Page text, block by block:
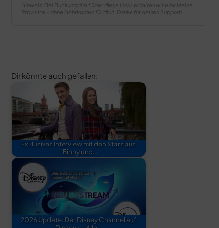
Hinweis: Bei Buchung/Kauf über diese Links erhalten wir eine kleine
Provision – ohne Mehrkosten für dich. Danke für deinen Support!
Dir könnte auch gefallen:
Exklusives Interview mit den Stars aus
"Binny und…
2026 Update: Der Disney Channel auf